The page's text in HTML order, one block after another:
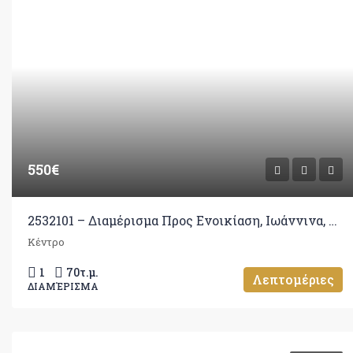
550€
2532101 – Διαμέρισμα Προς Ενοικίαση, Ιωάννινα, 70 τ.μ., €550
Κέντρο
1 70τ.μ.
ΔΙΑΜΈΡΙΣΜΑ Λεπτομέριες